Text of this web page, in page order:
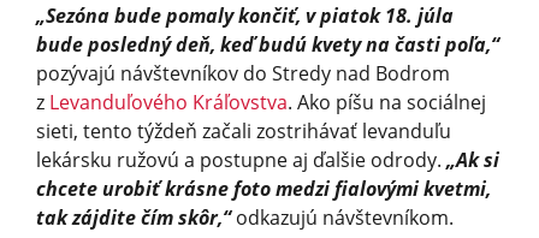
„Sezóna bude pomaly končiť, v piatok 18. júla
bude posledný deň, keď budú kvety na časti poľa,“
pozývajú návštevníkov do Stredy nad Bodrom
z Levanduľového Kráľovstva. Ako píšu na sociálnej
sieti, tento týždeň začali zostrihávať levanduľu
lekársku ružovú a postupne aj ďalšie odrody. „Ak si
chcete urobiť krásne foto medzi fialovými kvetmi,
tak zájdite čím skôr,“odkazujú návštevníkom.